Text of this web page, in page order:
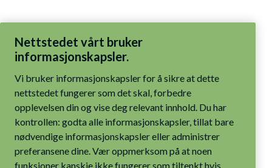
informasjonskapsler.
nettstedet fungerer som det skal, forbedre
opplevelsen din og vise deg relevant innhold. Du har
kontrollen: godta alle informasjonskapsler, tillat bare
nødvendige informasjonskapsler eller administrer
preferansene dine. Vær oppmerksom på at noen
funksjoner kanskje ikke fungerer som tiltenkt hvis